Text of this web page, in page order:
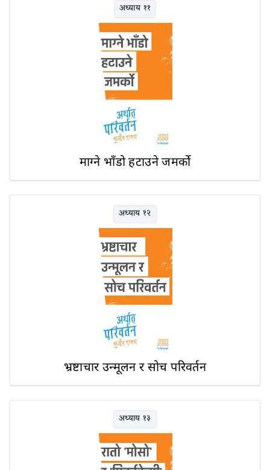
अध्याय ११
माग्ने भाँडो हटाउने जमर्को
अध्याय १२
भ्रष्टाचार उन्मूलन र सोच परिवर्तन
अध्याय १३